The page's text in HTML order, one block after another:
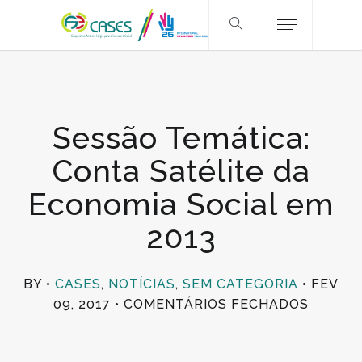
Sessão Temática:
Conta Satélite da
Economia Social em
2013
BY CASES, NOTÍCIAS, SEM CATEGORIA
FEV
09, 2017
COMENTÁRIOS FECHADOS